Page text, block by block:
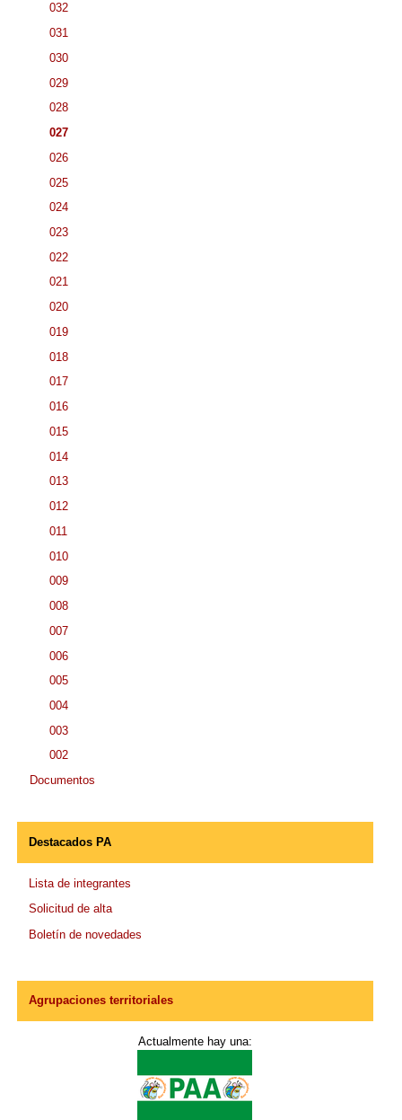
032
031
030
029
028
027
026
025
024
023
022
021
020
019
018
017
016
015
014
013
012
011
010
009
008
007
006
005
004
003
002
Documentos
Destacados PA
Lista de integrantes
Solicitud de alta
Boletín de novedades
Agrupaciones territoriales
Actualmente hay una: